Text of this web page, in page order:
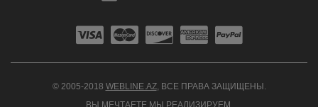
© 2005-2018 WEBLINE.AZ, ВСЕ ПРАВА ЗАЩИЩЕНЫ.
ВЫ МЕЧТАЕТЕ МЫ РЕАЛИЗИРУЕМ.